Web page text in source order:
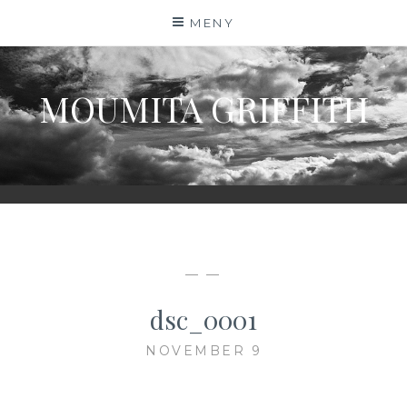
innehåll
MENY
MOUMITA GRIFFITH
— —
dsc_0001
NOVEMBER 9